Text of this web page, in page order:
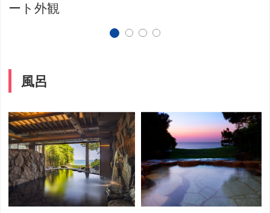
ート外観
風呂